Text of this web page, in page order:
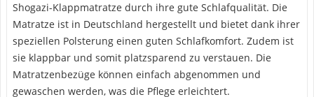
Shogazi-Klappmatratze durch ihre gute Schlafqualität. Die
Matratze ist in Deutschland hergestellt und bietet dank ihrer
speziellen Polsterung einen guten Schlafkomfort. Zudem ist
sie klappbar und somit platzsparend zu verstauen. Die
Matratzenbezüge können einfach abgenommen und
gewaschen werden, was die Pflege erleichtert.